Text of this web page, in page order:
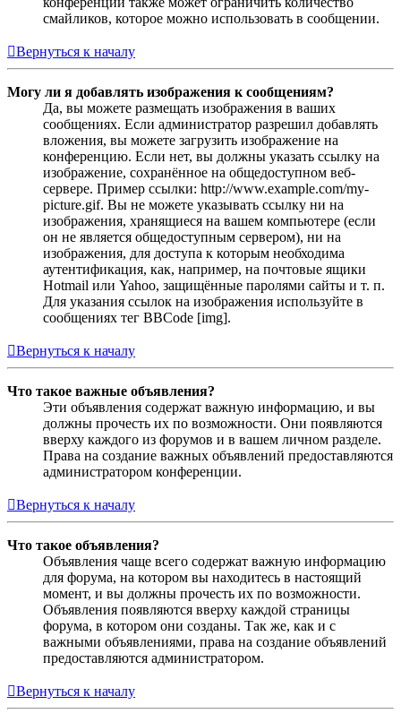
смайликов, которое можно использовать в сообщении.
Вернуться к началу
Могу ли я добавлять изображения к сообщениям?
Да, вы можете размещать изображения в ваших
сообщениях. Если администратор разрешил добавлять
вложения, вы можете загрузить изображение на
конференцию. Если нет, вы должны указать ссылку на
изображение, сохранённое на общедоступном веб-
сервере. Пример ссылки: http://www.example.com/my-
picture.gif. Вы не можете указывать ссылку ни на
изображения, хранящиеся на вашем компьютере (если
он не является общедоступным сервером), ни на
изображения, для доступа к которым необходима
аутентификация, как, например, на почтовые ящики
Hotmail или Yahoo, защищённые паролями сайты и т. п.
Для указания ссылок на изображения используйте в
сообщениях тег BBCode [img].
Вернуться к началу
Что такое важные объявления?
Эти объявления содержат важную информацию, и вы
должны прочесть их по возможности. Они появляются
вверху каждого из форумов и в вашем личном разделе.
Права на создание важных объявлений предоставляются
администратором конференции.
Вернуться к началу
Что такое объявления?
Объявления чаще всего содержат важную информацию
для форума, на котором вы находитесь в настоящий
момент, и вы должны прочесть их по возможности.
Объявления появляются вверху каждой страницы
форума, в котором они созданы. Так же, как и с
важными объявлениями, права на создание объявлений
предоставляются администратором.
Вернуться к началу